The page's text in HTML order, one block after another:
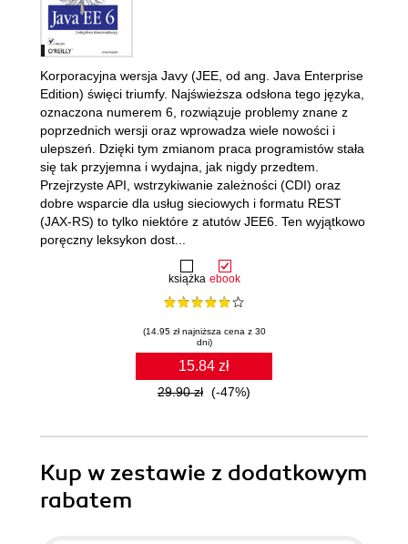
książka ebook
(14.95 zł najniższa cena z 30
dni)
15.84 zł
29.90 zł (-47%)
Korporacyjna wersja Javy (JEE, od ang. Java Enterprise
Edition) święci triumfy. Najświeższa odsłona tego języka,
oznaczona numerem 6, rozwiązuje problemy znane z
poprzednich wersji oraz wprowadza wiele nowości i
ulepszeń. Dzięki tym zmianom praca programistów stała
się tak przyjemna i wydajna, jak nigdy przedtem.
Przejrzyste API, wstrzykiwanie zależności (CDI) oraz
dobre wsparcie dla usług sieciowych i formatu REST
(JAX-RS) to tylko niektóre z atutów JEE6. Ten wyjątkowo
poręczny leksykon dost...
Kup w zestawie z dodatkowym
rabatem